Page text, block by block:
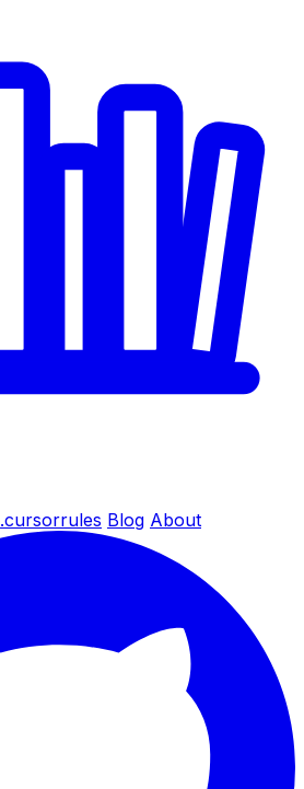
.cursorrules Blog About